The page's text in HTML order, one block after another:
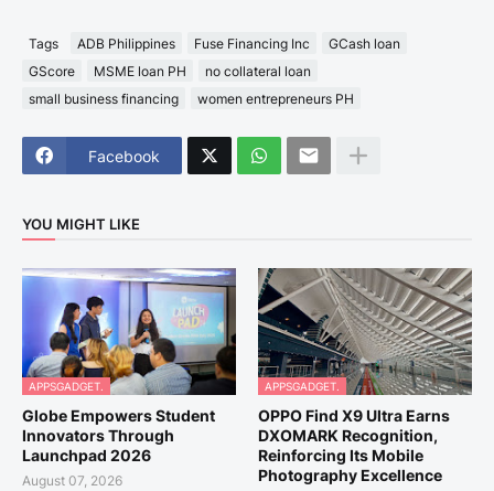
Tags ADB Philippines Fuse Financing Inc
GCash loan
GScore
MSME loan PH
no collateral loan
small business financing
women entrepreneurs PH
Facebook
YOU MIGHT LIKE
APPSGADGET.
Globe Empowers Student
Innovators Through
Launchpad 2026
August 07, 2026
APPSGADGET.
OPPO Find X9 Ultra Earns
DXOMARK Recognition,
Reinforcing Its Mobile
Photography Excellence